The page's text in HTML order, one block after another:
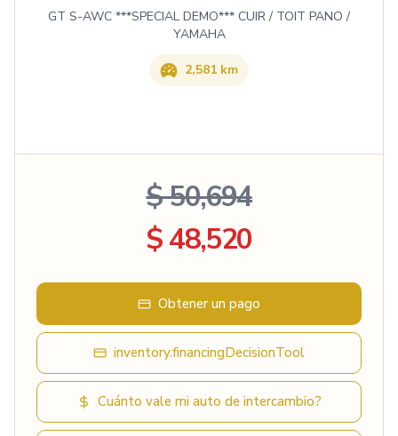
GT S-AWC ***SPECIAL DEMO*** CUIR / TOIT PANO /
YAMAHA
2,581 km
$ 50,694
$ 48,520
Obtener un pago
inventory.financingDecisionTool
Cuánto vale mi auto de intercambio?